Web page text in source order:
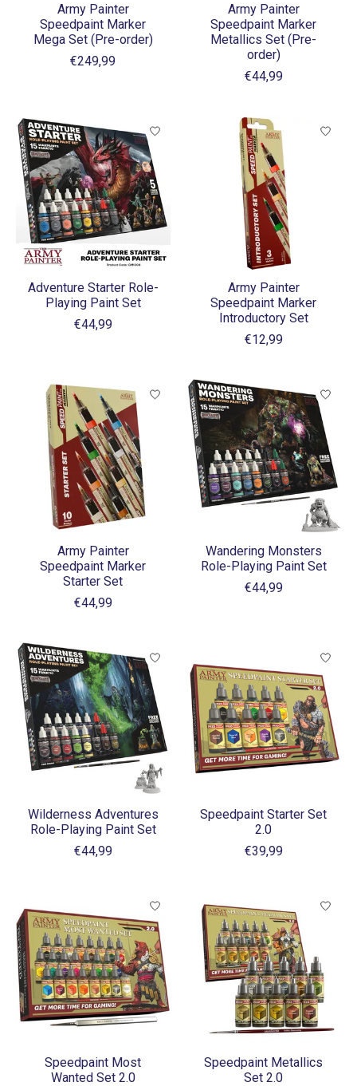
Army Painter
Speedpaint Marker
Mega Set (Pre-order)
€249,99
Army Painter
Speedpaint Marker
Metallics Set (Pre-
order)
€44,99
Adventure Starter Role-
Playing Paint Set
€44,99
Army Painter
Speedpaint Marker
Introductory Set
€12,99
Army Painter
Speedpaint Marker
Starter Set
€44,99
Wandering Monsters
Role-Playing Paint Set
€44,99
Wilderness Adventures
Role-Playing Paint Set
€44,99
Speedpaint Starter Set
2.0
€39,99
Speedpaint Most
Wanted Set 2.0
Speedpaint Metallics
Set 2.0